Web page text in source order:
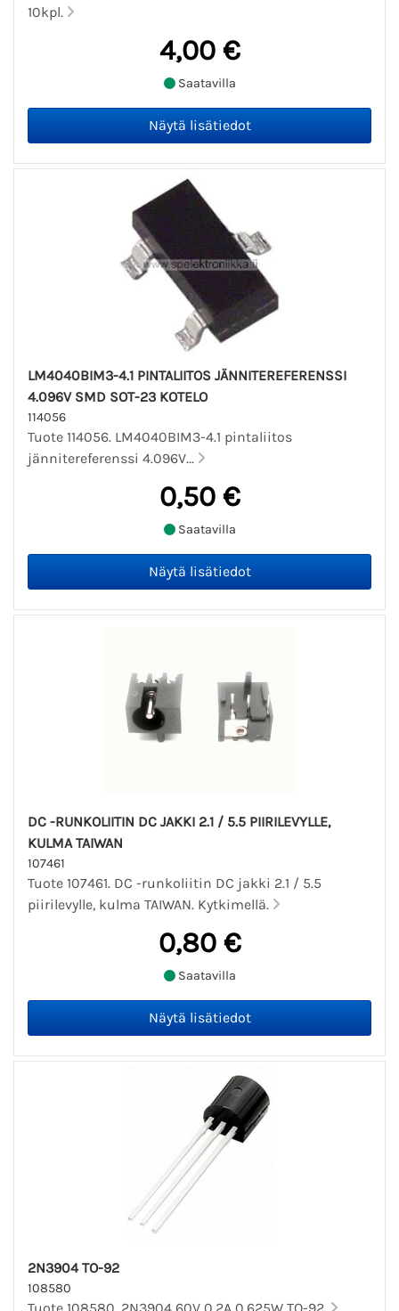
10kpl.
4,00 €
Saatavilla
LM4040BIM3-4.1 PINTALIITOS JÄNNITEREFERENSSI
4.096V SMD SOT-23 KOTELO
114056
Tuote 114056. LM4040BIM3-4.1 pintaliitos
jännitereferenssi 4.096V...
0,50 €
Saatavilla
DC -RUNKOLIITIN DC JAKKI 2.1 / 5.5 PIIRILEVYLLE,
KULMA TAIWAN
107461
Tuote 107461. DC -runkoliitin DC jakki 2.1 / 5.5
piirilevylle, kulma TAIWAN. Kytkimellä.
0,80 €
Saatavilla
2N3904 TO-92
108580